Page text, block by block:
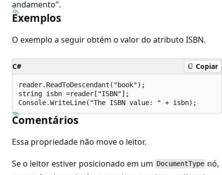
andamento".
Exemplos
O exemplo a seguir obtém o valor do atributo ISBN.
C# Copiar
reader.ReadToDescendant("book");
string isbn =reader["ISBN"];
Comentários
Essa propriedade não move o leitor.
Se o leitor estiver posicionado em um DocumentType nó,